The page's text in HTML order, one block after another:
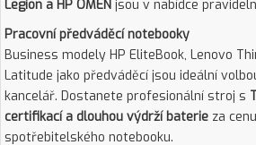
Legion a HP OMEN jsou v nabídce
Pracovní předváděcí notebooky
Business modely HP EliteBook, Lenovo
Latitude jako předváděcí jsou ideální
kancelář. Dostanete profesionální stroj s
certifikací a dlouhou výdrží baterie za
spotřebitelského notebooku.